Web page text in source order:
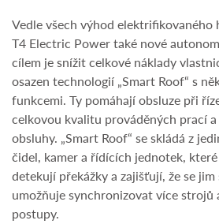
Vedle všech výhod
T4 Electric Power také nové
cílem je snížit celkové náklady
osazen technologií „Smart Roof“ s
funkcemi. Ty pomáhají obsluze při
celkovou kvalitu prováděných prací
obsluhy. „Smart Roof“ se skládá z
čidel, kamer a řídících jednotek,
detekují překážky a zajišťují, že se
umožňuje synchronizovat více
postupy.